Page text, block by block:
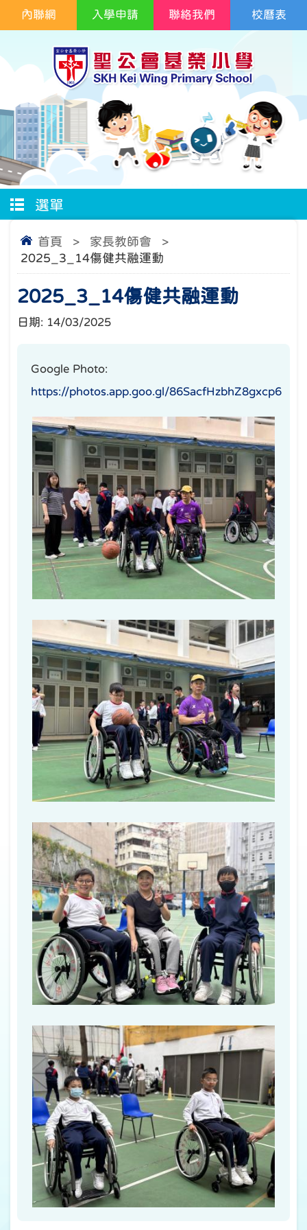
校曆表
內聯網 入學申請 聯絡我們
選單
首頁 > 家長教師會
>
2025_3_14傷健共融運動
2025_3_14傷健共融運動
日期: 14/03/2025
Google Photo:
https://photos.app.goo.gl/86SacfHzbhZ8gxcp6